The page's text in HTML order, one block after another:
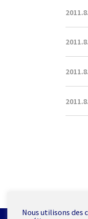
Nous utilisons des